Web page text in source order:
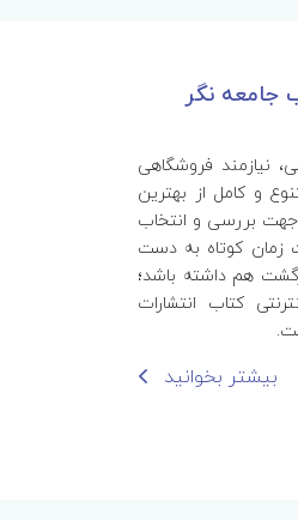
جامعه نگر
نیازمند فروشگاهی
و کامل از بهترین
جهت بررسی و انتخاب
کوتاه به دست
هم داشته باشد؛
کتاب انتشارات
بیشتر بخوانید